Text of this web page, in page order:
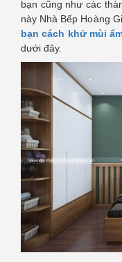
bạn cũng như các
này Nhà Bếp Hoàng
bạn cách khử mùi
dưới đây.